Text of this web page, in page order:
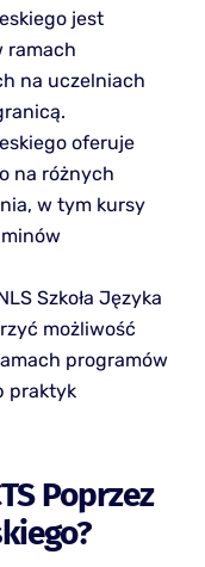
jest
ramach
na uczelniach
oferuje
na różnych
w tym kursy
Szkoła Języka
możliwość
programów
praktyk
Poprzez